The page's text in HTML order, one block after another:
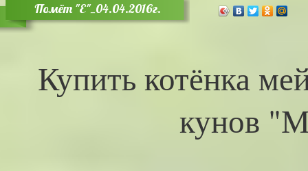
Помёт "Е"_04.04.2016г.
Купить котёнка
кунов